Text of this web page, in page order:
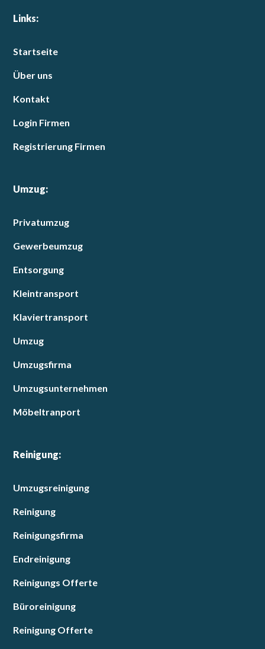
Links:
Startseite
Über uns
Kontakt
Login Firmen
Registrierung Firmen
Umzug:
Privatumzug
Gewerbeumzug
Entsorgung
Kleintransport
Klaviertransport
Umzug
Umzugsfirma
Umzugsunternehmen
Möbeltranport
Reinigung:
Umzugsreinigung
Reinigung
Reinigungsfirma
Endreinigung
Reinigungs Offerte
Büroreinigung
Reinigung Offerte